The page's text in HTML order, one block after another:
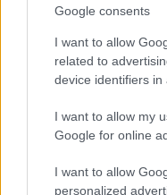
Google consents
I want to allow
related to
device identifiers in
I want to allow my
Google for online
I want to allow
personalized